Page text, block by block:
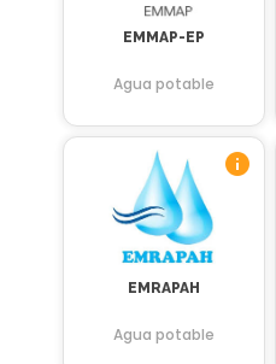
EMMAP-EP
Agua potable
EMRAPAH
Agua potable